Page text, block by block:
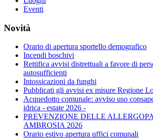
Eventi
Novità
Orario di apertura sportello demografico
Incendi boschivi
Rettifica avvisi distrettuali a favore di
autosufficienti
Intossicazioni da funghi
Pubblicati gli avvisi ex misure Regione
Acquedotto comunale: avviso uso
idrica - estate 2026 -
PREVENZIONE DELLE
AMBROSIA 2026
Orario estivo apertura uffici comunali